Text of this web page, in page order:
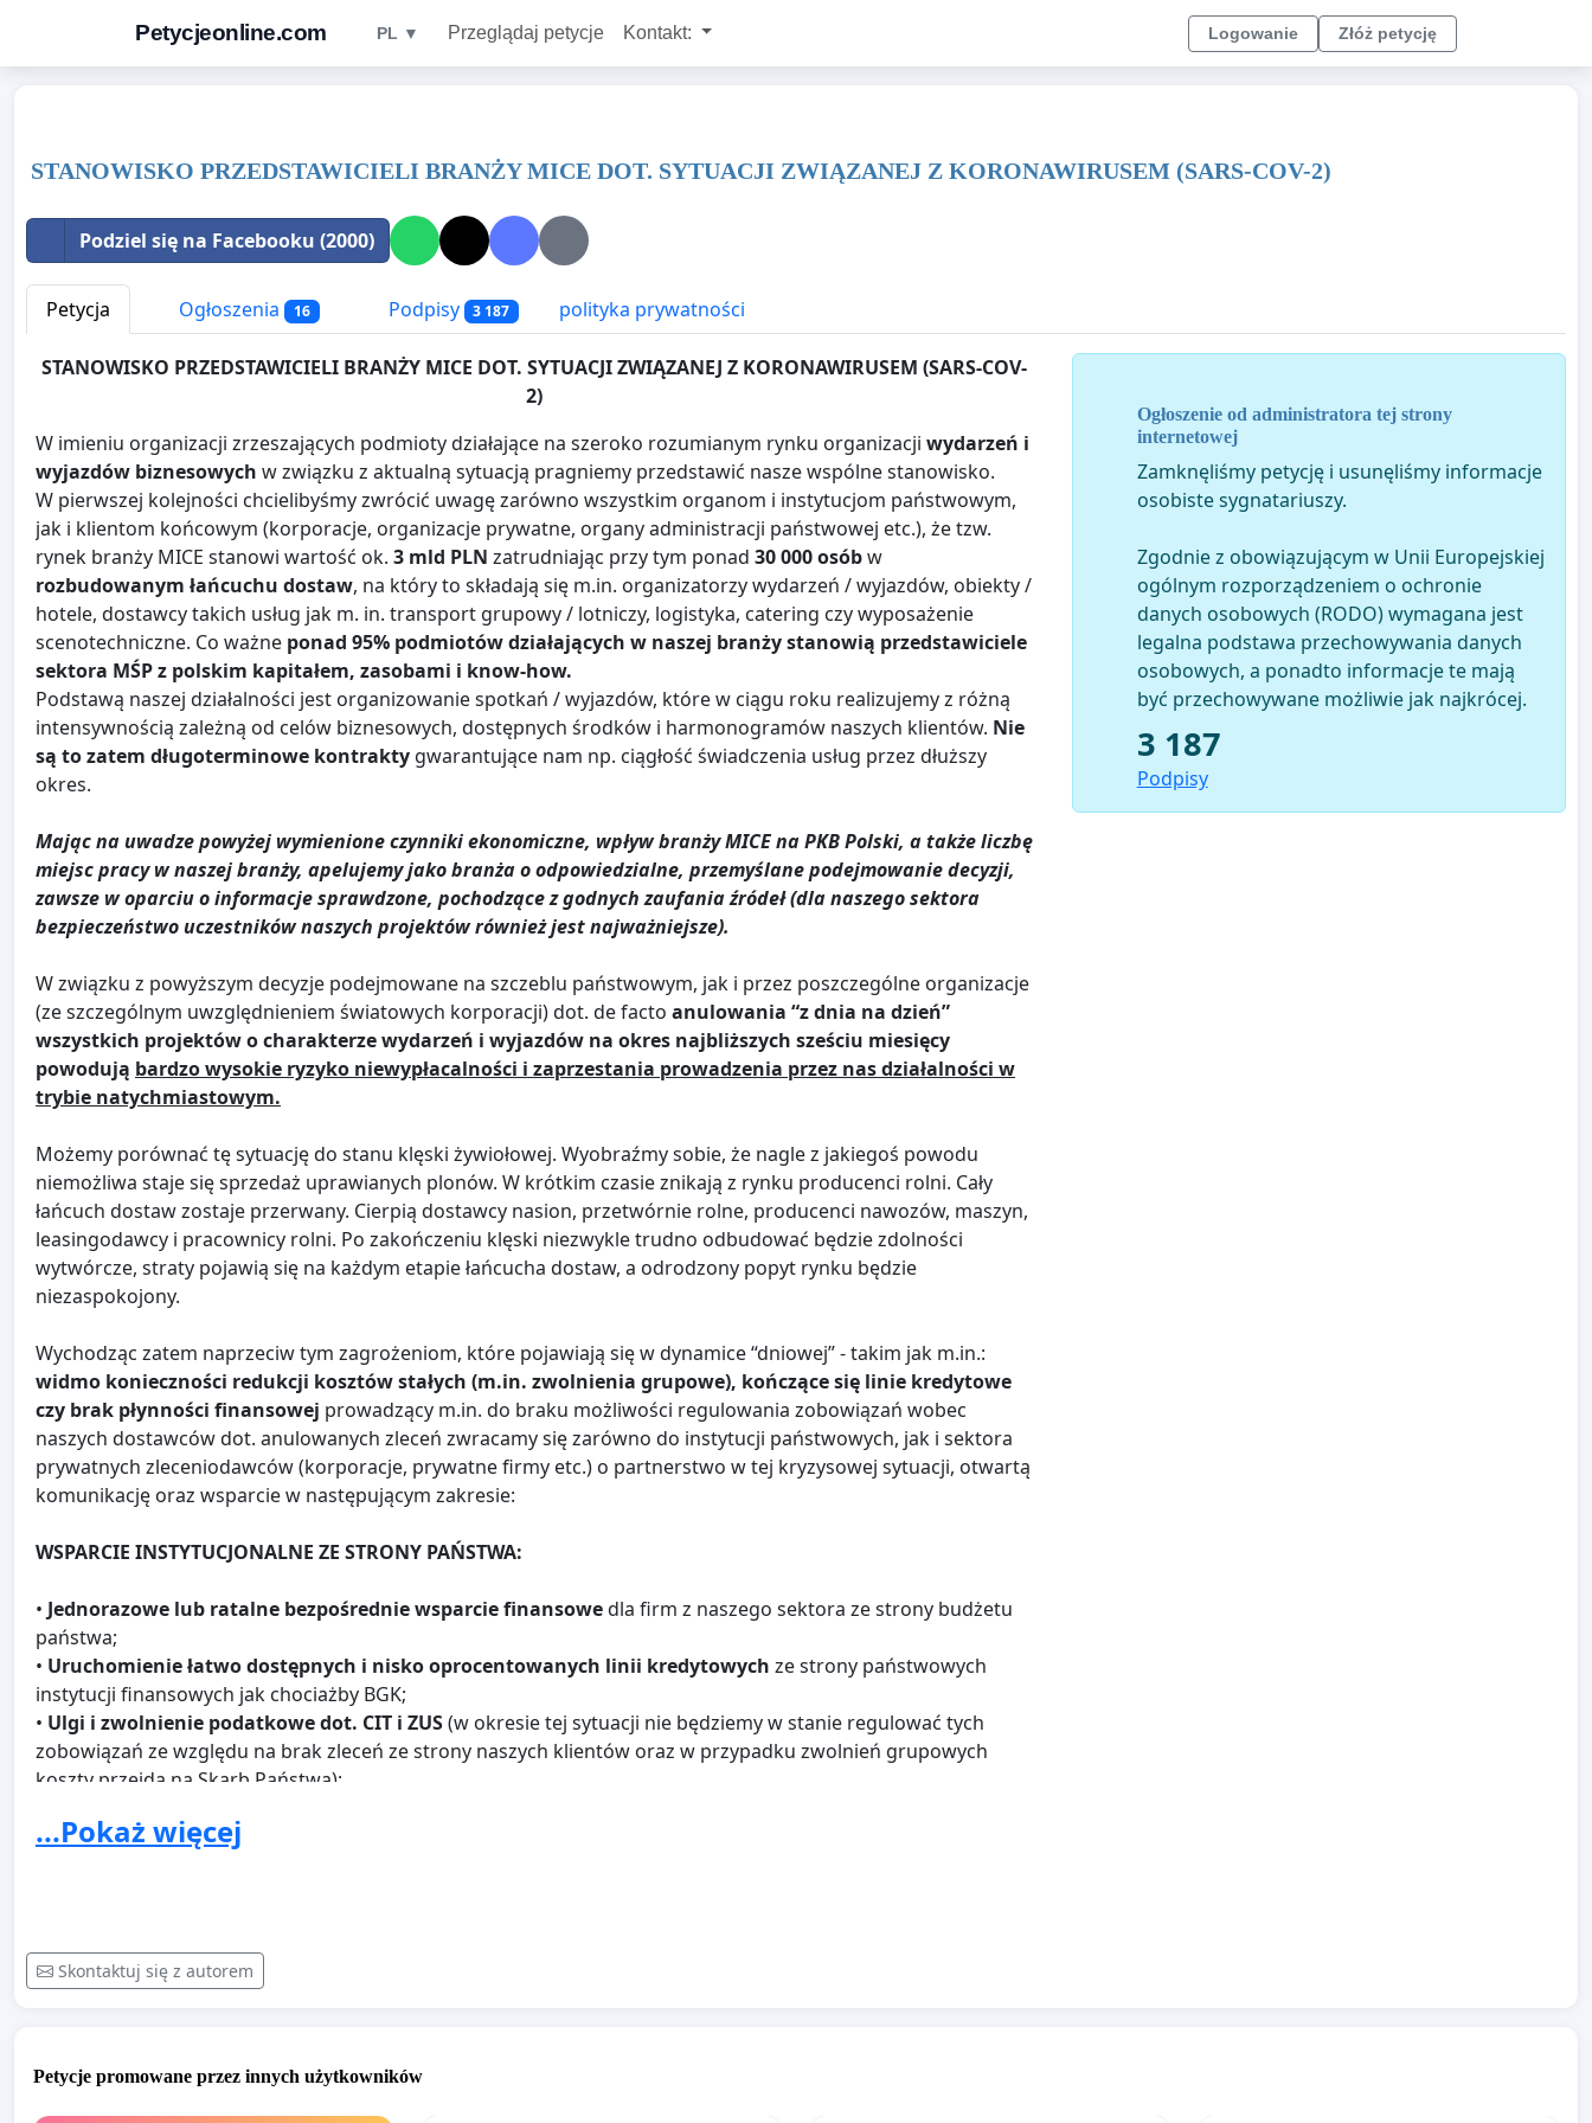
Petycjeonline.com PL ▼ Przeglądaj petycje Kontakt: Logowanie Złóż petycję
STANOWISKO PRZEDSTAWICIELI BRANŻY MICE DOT. SYTUACJI ZWIĄZANEJ Z KORONAWIRUSEM (SARS-COV-2)
Podziel się na Facebooku (2000)
Petycja Ogłoszenia 16 Podpisy 3 187 polityka prywatności
STANOWISKO PRZEDSTAWICIELI BRANŻY MICE DOT. SYTUACJI ZWIĄZANEJ Z KORONAWIRUSEM (SARS-COV-
2)
W imieniu organizacji zrzeszających podmioty działające na szeroko rozumianym rynku organizacji wydarzeń i
wyjazdów biznesowych w związku z aktualną sytuacją pragniemy przedstawić nasze wspólne stanowisko.
W pierwszej kolejności chcielibyśmy zwrócić uwagę zarówno wszystkim organom i instytucjom państwowym,
jak i klientom końcowym (korporacje, organizacje prywatne, organy administracji państwowej etc.), że tzw.
rynek branży MICE stanowi wartość ok. 3 mld PLN zatrudniając przy tym ponad 30 000 osóbw
rozbudowanym łańcuchu dostaw, na który to składają się m.in. organizatorzy wydarzeń / wyjazdów, obiekty /
hotele, dostawcy takich usług jak m. in. transport grupowy / lotniczy, logistyka, catering czy wyposażenie
scenotechniczne. Co ważne ponad 95% podmiotów działających w naszej branży stanowią przedstawiciele
sektora MŚP z polskim kapitałem, zasobami i know-how.
Podstawą naszej działalności jest organizowanie spotkań / wyjazdów, które w ciągu roku realizujemy z różną
intensywnością zależną od celów biznesowych, dostępnych środków i harmonogramów naszych klientów. Nie
są to zatem długoterminowe kontrakty gwarantujące nam np. ciągłość świadczenia usług przez dłuższy
okres.
Mając na uwadze powyżej wymienione czynniki ekonomiczne, wpływ branży MICE na PKB Polski, a także liczbę
miejsc pracy w naszej branży, apelujemy jako branża o odpowiedzialne, przemyślane podejmowanie decyzji,
zawsze w oparciu o informacje sprawdzone, pochodzące z godnych zaufania źródeł (dla naszego sektora
bezpieczeństwo uczestników naszych projektów również jest najważniejsze).
W związku z powyższym decyzje podejmowane na szczeblu państwowym, jak i przez poszczególne organizacje
(ze szczególnym uwzględnieniem światowych korporacji) dot. de facto anulowania “z dnia na dzień”
wszystkich projektów o charakterze wydarzeń i wyjazdów na okres najbliższych sześciu miesięcy
powodują bardzo wysokie ryzyko niewypłacalności i zaprzestania prowadzenia przez nas działalności w
trybie natychmiastowym.
Możemy porównać tę sytuację do stanu klęski żywiołowej. Wyobraźmy sobie, że nagle z jakiegoś powodu
niemożliwa staje się sprzedaż uprawianych plonów. W krótkim czasie znikają z rynku producenci rolni. Cały
łańcuch dostaw zostaje przerwany. Cierpią dostawcy nasion, przetwórnie rolne, producenci nawozów, maszyn,
leasingodawcy i pracownicy rolni. Po zakończeniu klęski niezwykle trudno odbudować będzie zdolności
wytwórcze, straty pojawią się na każdym etapie łańcucha dostaw, a odrodzony popyt rynku będzie
niezaspokojony.
Wychodząc zatem naprzeciw tym zagrożeniom, które pojawiają się w dynamice “dniowej” - takim jak m.in.:
widmo konieczności redukcji kosztów stałych (m.in. zwolnienia grupowe), kończące się linie kredytowe
czy brak płynności finansowej prowadzący m.in. do braku możliwości regulowania zobowiązań wobec
naszych dostawców dot. anulowanych zleceń zwracamy się zarówno do instytucji państwowych, jak i sektora
prywatnych zleceniodawców (korporacje, prywatne firmy etc.) o partnerstwo w tej kryzysowej sytuacji, otwartą
komunikację oraz wsparcie w następującym zakresie:
WSPARCIE INSTYTUCJONALNE ZE STRONY PAŃSTWA:
• Jednorazowe lub ratalne bezpośrednie wsparcie finansowedla firm z naszego sektora ze strony budżetu
państwa;
• Uruchomienie łatwo dostępnych i nisko oprocentowanych linii kredytowych ze strony państwowych
instytucji finansowych jak chociażby BGK;
• Ulgi i zwolnienie podatkowe dot. CIT i ZUS(w okresie tej sytuacji nie będziemy w stanie regulować tych
zobowiązań ze względu na brak zleceń ze strony naszych klientów oraz w przypadku zwolnień grupowych
koszty przejdą na Skarb Państwa);
Państwa iprzeniesienie ich na inny termin zamiast anulacji
•Ujednolicenie rekomendacji dot. tego, które destynacje zagraniczne są niebezpieczne dla polskich
turystów do komunikatów MSZ
WSPARCIE ZE STRONY KLIENTÓW KOŃCOWYCH (KORPORACJE, SPÓŁKI SKARBU PAŃSTWA, ORGANIZACJE
...Pokaż więcej
Skontaktuj się z autorem
Ogłoszenie od administratora tej strony
internetowej
Zamknęliśmy petycję i usunęliśmy informacje
osobiste sygnatariuszy.
Zgodnie z obowiązującym w Unii Europejskiej
ogólnym rozporządzeniem o ochronie
danych osobowych (RODO) wymagana jest
legalna podstawa przechowywania danych
osobowych, a ponadto informacje te mają
być przechowywane możliwie jak najkrócej.
3 187
Podpisy
Petycje promowane przez innych użytkowników